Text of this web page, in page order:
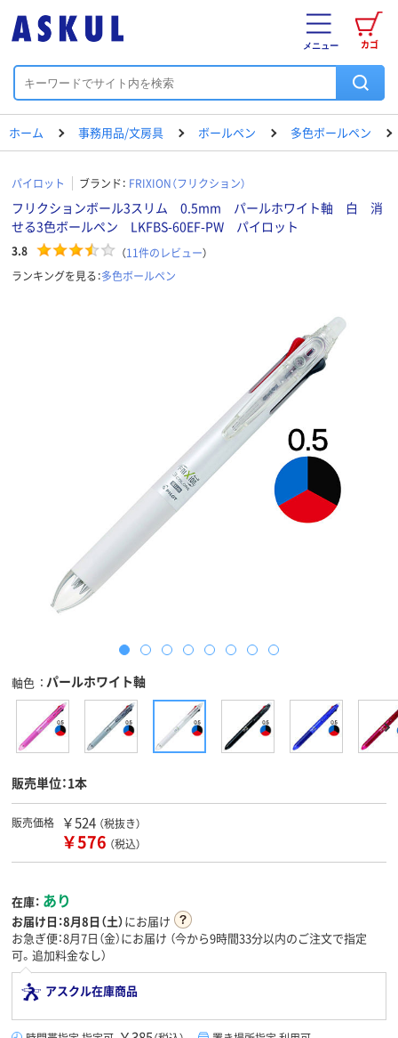
カゴ
メニュー
ホーム 事務用品/文房具 ボールペン 多色ボールペン
パイロット ブランド： FRIXION（フリクション）
フリクションボール3スリム 0.5mm パールホワイト軸 白 消
せる3色ボールペン LKFBS-60EF-PW パイロット
3.8 （11件のレビュー）
ランキングを見る：多色ボールペン
軸色 パールホワイト軸
販売単位：1本
販売価格 ￥524 （税抜き）
￥576 （税込）
在庫： あり
お届け日：8月8日（土）にお届け
お急ぎ便：8月7日（金）にお届け （今から9時間33分以内のご注文で指定
可。追加料金なし）
アスクル在庫商品